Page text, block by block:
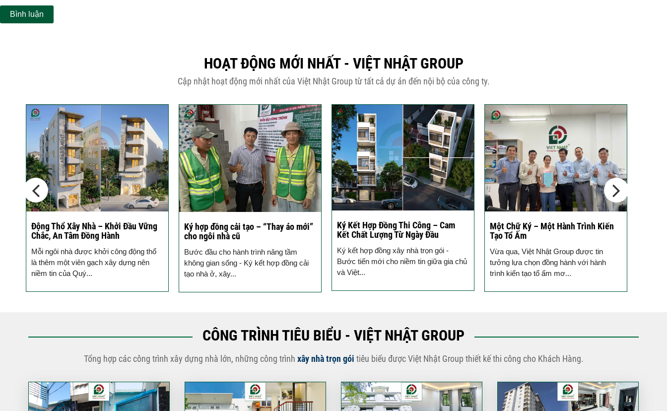
HOẠT ĐỘNG MỚI NHẤT - VIỆT NHẬT GROUP
Cập nhật hoạt động mới nhất của Việt Nhật Group từ tất cả dự án đến nội bộ của công ty.
Động Thổ Xây Nhà – Khởi Đầu Vững
Chắc, An Tâm Đồng Hành
Mỗi ngôi nhà được khởi công động thổ
là thêm một viên gạch xây dựng nên
niềm tin của Quý...
Ký hợp đồng cải tạo – “Thay áo mới”
cho ngôi nhà cũ
Bước đầu cho hành trình nâng tầm
không gian sống - Ký kết hợp đồng cải
tạo nhà ở, xây...
Ký Kết Hợp Đồng Thi Công – Cam
Kết Chất Lượng Từ Ngày Đầu
Ký kết hợp đồng xây nhà trọn gói -
Bước tiến mới cho niềm tin giữa gia chủ
và Việt...
Một Chữ Ký – Một Hành Trình Kiến
Tạo Tổ Ấm
Vừa qua, Việt Nhật Group được tin
tưởng lựa chọn đồng hành với hành
trình kiến tạo tổ ấm mơ...
CÔNG TRÌNH TIÊU BIỂU - VIỆT NHẬT GROUP
Tổng hợp các công trình xây dựng nhà lớn, những công trình xây nhà trọn gói tiêu biểu được Việt Nhật Group thiết kế thi công cho Khách Hàng.